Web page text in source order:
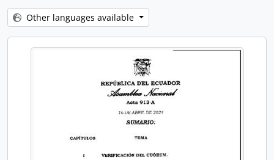
Other languages available